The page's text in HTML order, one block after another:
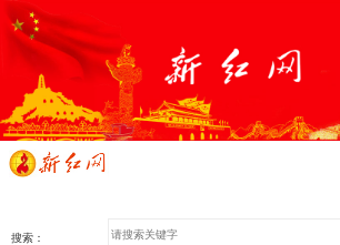
搜索：